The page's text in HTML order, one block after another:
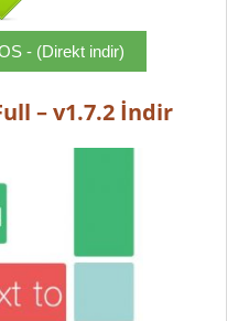
- (Direkt indir)
– v1.7.2 İndir